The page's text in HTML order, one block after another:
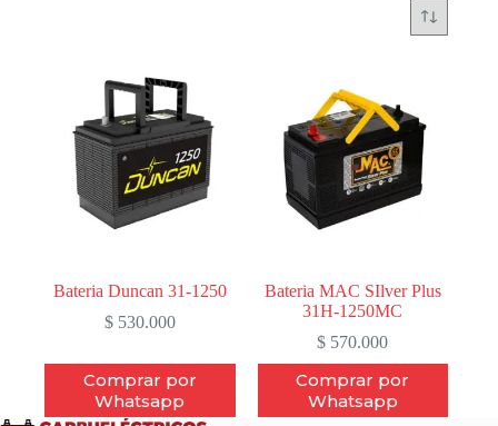
Bateria Duncan 31-1250
$530.000
Comprar por
Whatsapp
Bateria MAC SIlver Plus
31H-1250MC
$ 570.000
Comprar por
Whatsapp